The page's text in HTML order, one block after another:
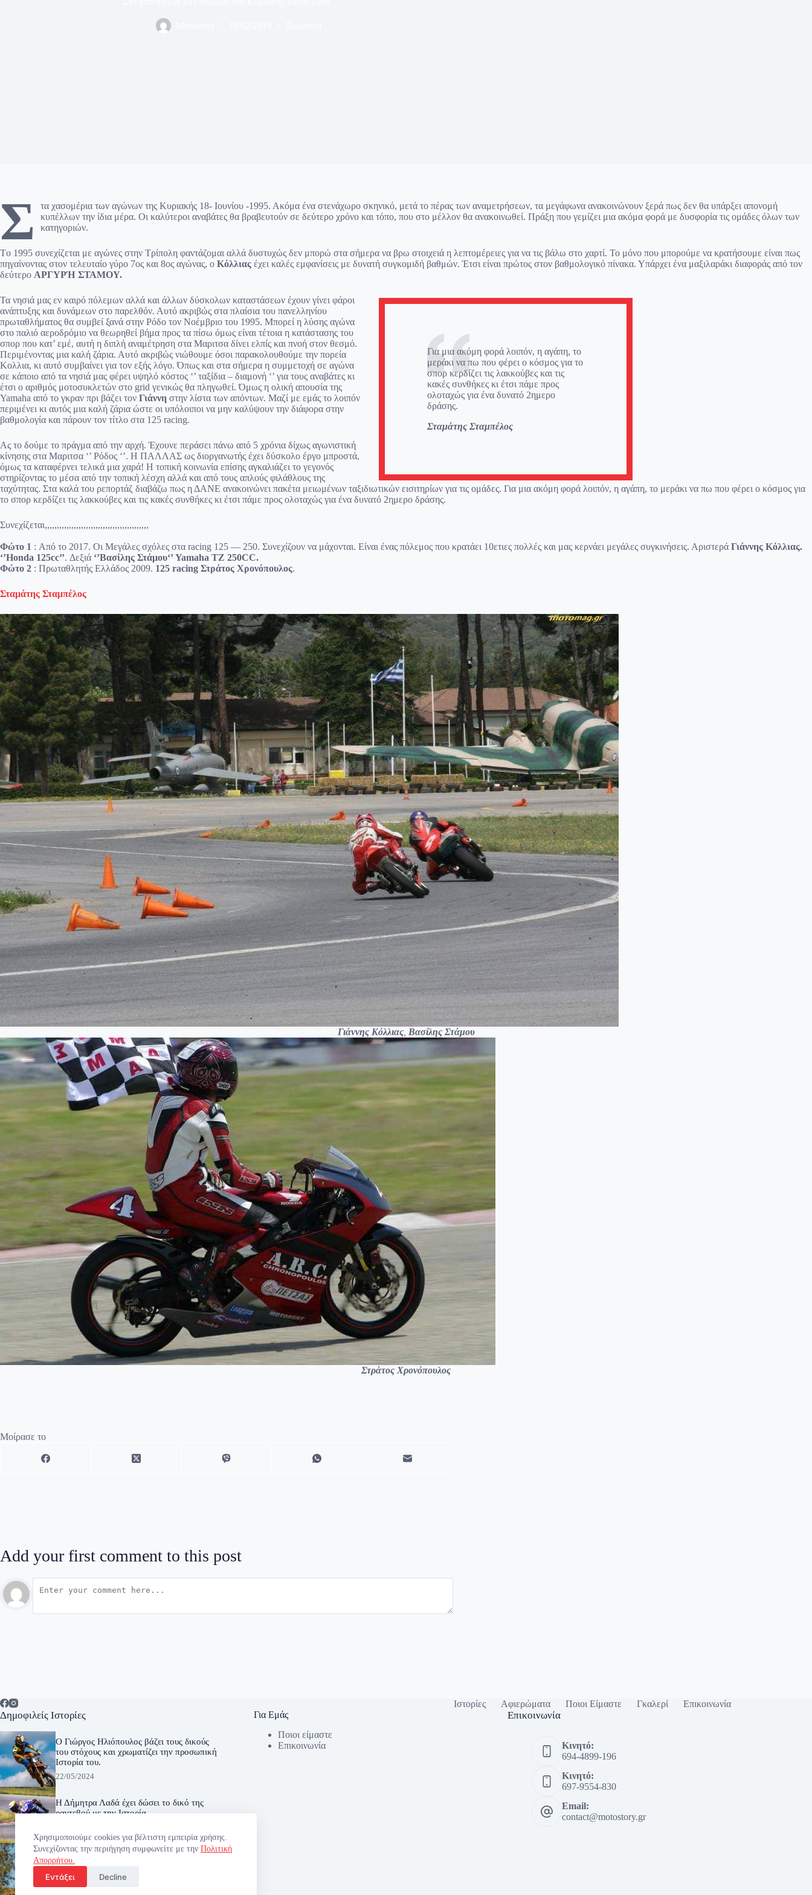
Χρησιμοποιούμε cookies για βέλτιστη εμπειρία χρήσης.
Συνεχίζοντας την περιήγηση συμφωνείτε με την Πολιτική
Απορρήτου.
Εντάξει Decline
Σ
τα χασομέρια των αγώνων της Κυριακής 18- Ιουνίου -1995. Ακόμα ένα στενάχωρο σκηνικό, μετά το πέρας των αναμετρήσεων, τα μεγάφωνα ανακοινώνουν ξερά πως δεν θα υπάρξει απονομή
κυπέλλων την ίδια μέρα. Οι καλύτεροι αναβάτες θα βραβευτούν σε δεύτερο χρόνο και τόπο, που στο μέλλον θα ανακοινωθεί. Πράξη που γεμίζει μια ακόμα φορά με δυσφορία τις ομάδες όλων των
κατηγοριών.
Tο 1995 συνεχίζεται με αγώνες στην Τρίπολη φαντάζομαι αλλά δυστυχώς δεν μπορώ στα σήμερα να βρω στοιχειά η λεπτομέρειες για να τις βάλω στο χαρτί. Το μόνο που μπορούμε να κρατήσουμε είναι πως
πηγαίνοντας στον τελευταίο γύρο 7ος και 8ος αγώνας, ο Κόλλιας έχει καλές εμφανίσεις με δυνατή συγκομιδή βαθμών. Έτσι είναι πρώτος στον βαθμολογικό πίνακα. Υπάρχει ένα μαξιλαράκι διαφοράς από τον
δεύτερο ΑΡΓΥΡΉ ΣΤΑΜΟΥ.
Για μια ακόμη φορά λοιπόν, η αγάπη, το
μεράκι να πω που φέρει ο κόσμος για το
σπορ κερδίζει τις λακκούβες και τις
κακές συνθήκες κι έτσι πάμε προς
ολοταχώς για ένα δυνατό 2ημερο
δράσης.
Σταμάτης Σταμπέλος
Τα νησιά μας εν καιρό πόλεμων αλλά και άλλων δύσκολων καταστάσεων έχουν γίνει φάροι
ανάπτυξης και δυνάμεων στο παρελθόν. Αυτό ακριβώς στα πλαίσια του πανελληνίου
πρωταθλήματος θα συμβεί ξανά στην Ρόδο τον Νοέμβριο του 1995. Μπορεί η λύσης αγώνα
στο παλιό αεροδρόμιο να θεωρηθεί βήμα προς τα πίσω όμως είναι τέτοια η κατάστασης του
σπορ που κατ’ εμέ, αυτή η διπλή αναμέτρηση στα Μαριτσα δίνει ελπίς και πνοή στον θεσμό.
Περιμένοντας μια καλή ζάρια. Αυτό ακριβώς νιώθουμε όσοι παρακολουθούμε την πορεία
Κολλια, κι αυτό συμβαίνει για τον εξής λόγο. Όπως και στα σήμερα η συμμετοχή σε αγώνα
σε κάποιο από τα νησιά μας φέρει υψηλό κόστος ‘’ ταξίδια – διαμονή ‘’ για τους αναβάτες κι
έτσι ο αριθμός μοτοσυκλετών στο grid γενικώς θα πληγωθεί. Όμως η ολική απουσία της
Yamaha από το γκραν πρι βάζει τον Γιάννη στην λίστα των απόντων. Μαζί με εμάς το λοιπόν
περιμένει κι αυτός μια καλή ζάρια ώστε οι υπόλοιποι να μην καλύψουν την διάφορα στην
βαθμολογία και πάρουν τον τίτλο στα 125 racing.
Ας το δούμε το πράγμα από την αρχή. Έχουνε περάσει πάνω από 5 χρόνια δίχως αγωνιστική
κίνησης στα Μαριτσα ‘’ Ρόδος ‘’. Η ΠΑΛΛΑΣ ως διοργανωτής έχει δύσκολο έργο μπροστά,
όμως τα καταφέρνει τελικά μια χαρά! Η τοπική κοινωνία επίσης αγκαλιάζει το γεγονός
στηρίζοντας το μέσα από την τοπική λέσχη αλλά και από τους απλούς φιλάθλους της
ταχύτητας. Στα καλά του ρεπορτάζ διαβάζω πως η ΔΑΝΕ ανακοινώνει πακέτα μειωμένων ταξιδιωτικών εισιτηρίων για τις ομάδες. Για μια ακόμη φορά λοιπόν, η αγάπη, το μεράκι να πω που φέρει ο κόσμος για
το σπορ κερδίζει τις λακκούβες και τις κακές συνθήκες κι έτσι πάμε προς ολοταχώς για ένα δυνατό 2ημερο δράσης.
Συνεχίζεται,,,,,,,,,,,,,,,,,,,,,,,,,,,,,,,,,,,,,,,,,,,
Φώτο 1 : Aπό το 2017. Οι Μεγάλες σχόλες στα racing 125 — 250. Συνεχίζουν να μάχονται. Είναι ένας πόλεμος που κρατάει 10ετιες πολλές και μας κερνάει μεγάλες συγκινήσεις. Αριστερά Γιάννης Κόλλιας.
‘’Honda 125cc’’. Δεξιά ‘’Βασίλης Στάμου‘’ Yamaha TZ 250CC.
Φώτο 2 : Πρωταθλητής Ελλάδος 2009. 125 racing Στράτος Χρονόπουλος.
Σταμάτης Σταμπέλος
Γιάννης Κόλλιας, Βασίλης Στάμου
Στράτος Χρονόπουλος
Μοίρασε το
Add your first comment to this post
Ιστορίες Αφιερώματα Ποιοι Είμαστε Γκαλερί Επικοινωνία
Δημοφιλείς Ιστορίες
Ο Γιώργος Ηλιόπουλος βάζει τους δικούς
του στόχους και χρωματίζει την προσωπική
Ιστορία του.
22/05/2024
Η Δήμητρα Λαδά έχει δώσει το δικό της
ραντεβού με την Ιστορία.
Ένας Αγώνας σταθμός για τον Κωσταντίνο
Γεροντάκη και την προσωπική του Ιστορία
στο Enduro.
23/04/2023
Για Εμάς
Ποιοι είμαστε
Eπικοινωνία
Eπικοινωνία
Κινητό:
694-4899-196
Κινητό:
697-9554-830
Email:
contact@motostory.gr